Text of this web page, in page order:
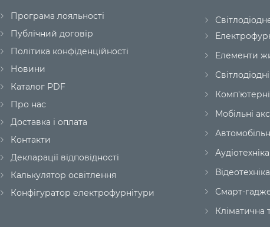
Програма лояльності
Публічний договір
Політика конфіденційності
Новини
Каталог PDF
Про нас
Доставка і оплата
Контакти
Декларації відповідності
Калькулятор освітлення
Конфігуратор електрофурнітури
Елементи
Світлодіодні
Мобільні
Аудіотехніка
Відеотехніка
Смарт-
Кліматична